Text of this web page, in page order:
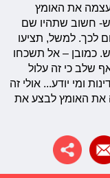
את האומץ
חשוב שתהיו שם
לכך. למשל, תציעו
כמובן – אל תשכחו
שלב כי זה עלול
ומי יודע... אולי זה
את האומץ לבצע את